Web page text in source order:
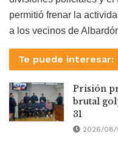
permitió frenar la
a los vecinos de
Te puede interesar:
Prisión
brutal
31
2026/08/